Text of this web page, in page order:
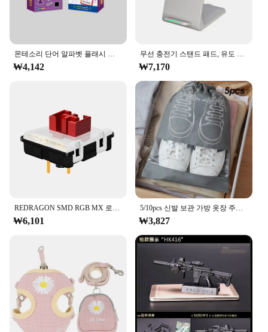
Features:
**Engaging Learning Experience**
The merka Alphabet Cards are a fantastic addition
to any educational setting, designed to make
learning the Korean alphabet fun and interactive.
Each card features a vibrant illustration of a letter,
paired with its corresponding phonetic sound,
making it easy for learners to associate the visual
with the auditory. The colorful and engaging design
captures the attention of young learners,
encouraging them to explore and practice their
Korean language skills.
**Versatile and User-Friendly**
These cards are not just for children; they are an
excellent resource for adults looking to learn or
improve their Korean language skills. The set of 52
cards is comprehensive, covering all the letters of
the Korean alphabet, and can be used in a variety of
scenarios, such as classroom settings,
homeschooling, or as a self-study aid. The cards are
lightweight and easy to handle, making them perfect
for individual or group activities. Their durable
construction ensures they can withstand frequent
use, making them a reliable tool for both educators
and learners alike.
₩4,142 ₩7,170
₩6,101 ₩3,827